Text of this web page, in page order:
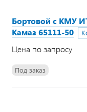
Бортовой с КМУ
Камаз 65111-50
Цена по запросу
Под заказ